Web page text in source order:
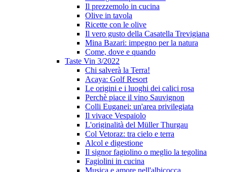
Il prezzemolo in cucina
Olive in tavola
Ricette con le olive
Il vero gusto della Casatella Trevigiana
Mina Bazari: impegno per la natura
Come, dove e quando
Taste Vin 3/2022
Chi salverà la Terra!
Acaya: Golf Resort
Le origini e i luoghi dei calici rosa
Perchè piace il vino Sauvignon
Colli Euganei: un'area privilegiata
Il vivace Vespaiolo
L'originalità del Müller Thurgau
Col Vetoraz: tra cielo e terra
Alcol e digestione
Il signor fagiolino o meglio la tegolina
Fagiolini in cucina
Musica e amore nell'albicocca